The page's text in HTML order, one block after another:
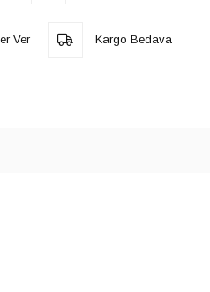
Ver Kargo Bedava